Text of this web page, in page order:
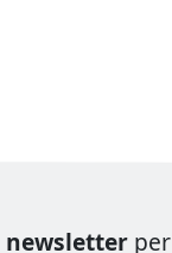
newsletter per